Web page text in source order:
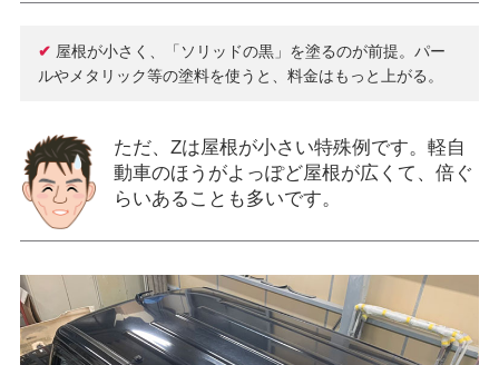
✔ 屋根が小さく、「ソリッドの黒」を塗るのが前提。パー
ルやメタリック等の塗料を使うと、料金はもっと上がる。
ただ、Zは屋根が小さい特殊例です。軽自
動車のほうがよっぽど屋根が広くて、倍ぐ
らいあることも多いです。